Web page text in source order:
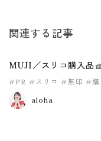
関連する記事
MUJI／スリコ購入品
#PR #スリコ #無印 #購
aloha